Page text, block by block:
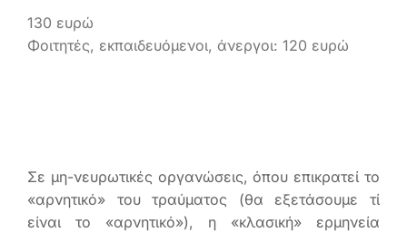
130 ευρώ
Φοιτητές, εκπαιδευόμενοι, άνεργοι: 120 ευρώ
Σε μη-νευρωτικές οργανώσεις, όπου επικρατεί το
«αρνητικό» του τραύματος (θα εξετάσουμε τί
είναι το «αρνητικό»), η «κλασική» ερμηνεία